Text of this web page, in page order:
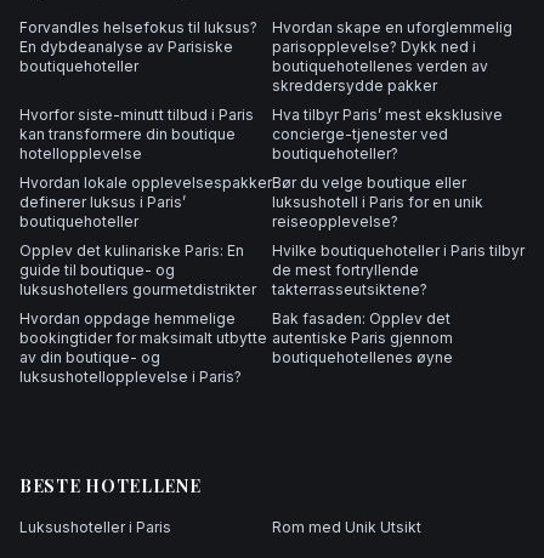
Forvandles helsefokus til luksus?
En dybdeanalyse av Parisiske
boutiquehoteller
Hvordan skape en uforglemmelig
parisopplevelse? Dykk ned i
boutiquehotellenes verden av
skreddersydde pakker
Hvorfor siste-minutt tilbud i Paris
kan transformere din boutique
hotellopplevelse
Hva tilbyr Paris’ mest eksklusive
concierge-tjenester ved
boutiquehoteller?
Hvordan lokale opplevelsespakker
definerer luksus i Paris’
boutiquehoteller
Bør du velge boutique eller
luksushotell i Paris for en unik
reiseopplevelse?
Opplev det kulinariske Paris: En
guide til boutique- og
luksushotellers gourmetdistrikter
Hvilke boutiquehoteller i Paris tilbyr
de mest fortryllende
takterrasseutsiktene?
Hvordan oppdage hemmelige
bookingtider for maksimalt utbytte
av din boutique- og
luksushotellopplevelse i Paris?
Bak fasaden: Opplev det
autentiske Paris gjennom
boutiquehotellenes øyne
BESTE HOTELLENE
Luksushoteller i Paris Rom med Unik Utsikt